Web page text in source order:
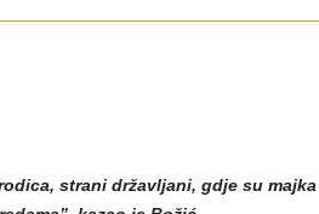
strani državljani, gdje su majka